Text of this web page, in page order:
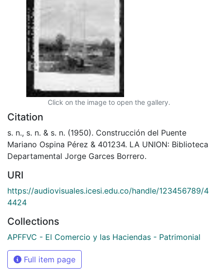
Click on the image to open the gallery.
Citation
s. n., s. n. & s. n. (1950). Construcción del Puente
Mariano Ospina Pérez & 401234. LA UNION: Biblioteca
Departamental Jorge Garces Borrero.
URI
https://audiovisuales.icesi.edu.co/handle/123456789/4
4424
Collections
APFFVC - El Comercio y las Haciendas - Patrimonial
Full item page